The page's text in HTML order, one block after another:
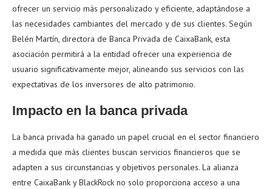
ofrecer un servicio más personalizado y eficiente, adaptándose a
las necesidades cambiantes del mercado y de sus clientes. Según
Belén Martín, directora de Banca Privada de CaixaBank, esta
asociación permitirá a la entidad ofrecer una experiencia de
usuario significativamente mejor, alineando sus servicios con las
expectativas de los inversores de alto patrimonio.
Impacto en la banca privada
La banca privada ha ganado un papel crucial en el sector financiero
a medida que más clientes buscan servicios financieros que se
adapten a sus circunstancias y objetivos personales. La alianza
entre CaixaBank y BlackRock no solo proporciona acceso a una